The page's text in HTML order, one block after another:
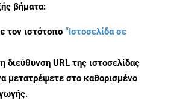
βήματα:
τον ιστότοπο “Ιστοσελίδα σε
διεύθυνση URL της ιστοσελίδας
μετατρέψετε στο καθορισμένο